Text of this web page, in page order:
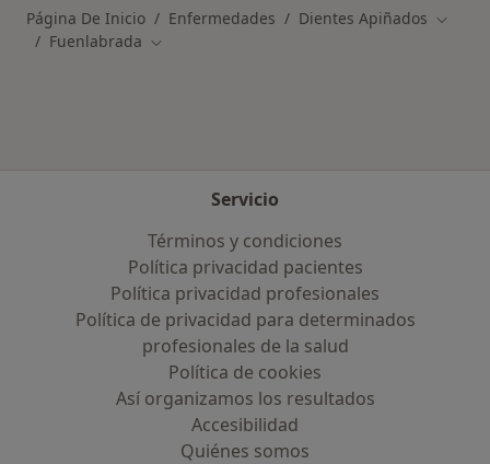
Página De Inicio Enfermedades Dientes Apiñados
Fuenlabrada Cambiar de ciudad
Servicio
Términos y condiciones
Política privacidad pacientes
Política privacidad profesionales
Política de privacidad para determinados
profesionales de la salud
Política de cookies
Así organizamos los resultados
Accesibilidad
Quiénes somos